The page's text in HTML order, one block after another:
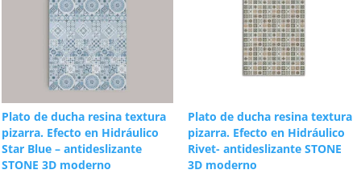
Plato de ducha resina textura
pizarra. Efecto en Hidráulico
Star Blue – antideslizante
STONE 3D moderno
Plato de ducha resina textura
pizarra. Efecto en Hidráulico
Rivet- antideslizante STONE
3D moderno